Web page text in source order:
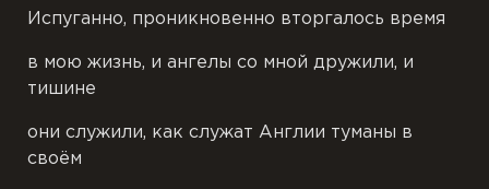
Испуганно, проникновенно вторгалось время
в мою жизнь, и ангелы со мной дружили, и
тишине
они служили, как служат Англии туманы в
своём